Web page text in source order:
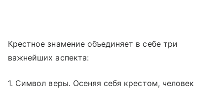
Крестное знамение объединяет в себе три
важнейших аспекта:
1. Символ веры. Осеняя себя крестом, человек